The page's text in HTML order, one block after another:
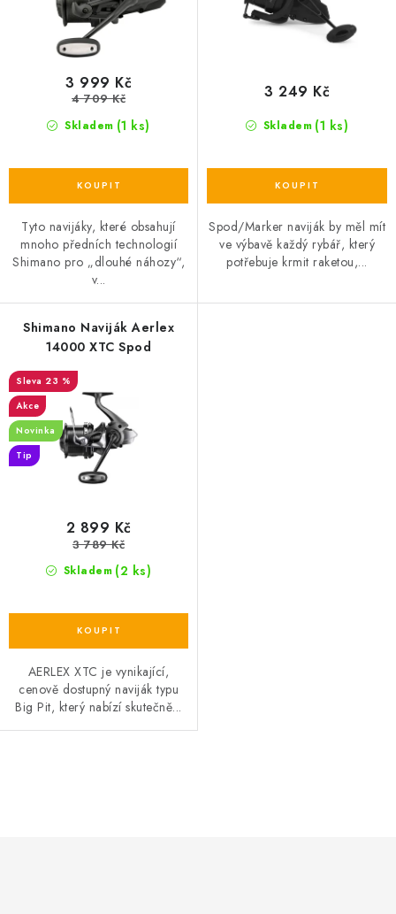
Skladem (1 ks)
3 999 Kč
4 709 Kč
Tyto navijáky, které obsahují
mnoho předních technologií
Shimano pro „dlouhé náhozy“,
v...
Skladem (1 ks)
3 249 Kč
Spod/Marker naviják by měl mít
ve výbavě každý rybář, který
potřebuje krmit raketou,...
Shimano Naviják Aerlex
14000 XTC Spod
23 %
Akce
Novinka
Tip
Skladem (2 ks)
2 899 Kč
3 789 Kč
AERLEX XTC je vynikající,
cenově dostupný naviják typu
Big Pit, který nabízí skutečně...